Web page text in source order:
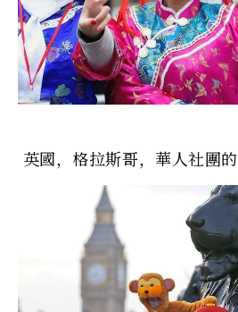
英國，格拉斯哥，華人社團的